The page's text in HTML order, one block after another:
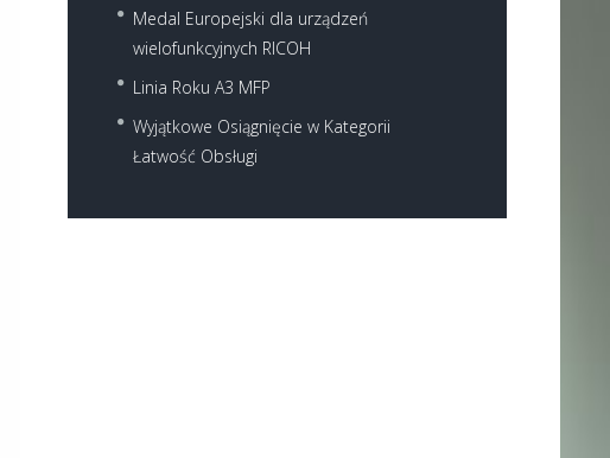
Next item
Medal Europejski dla urządzeń
wielofunkcyjnych RICOH
Linia Roku A3 MFP
Wyjątkowe Osiągnięcie w Kategorii
Łatwość Obsługi